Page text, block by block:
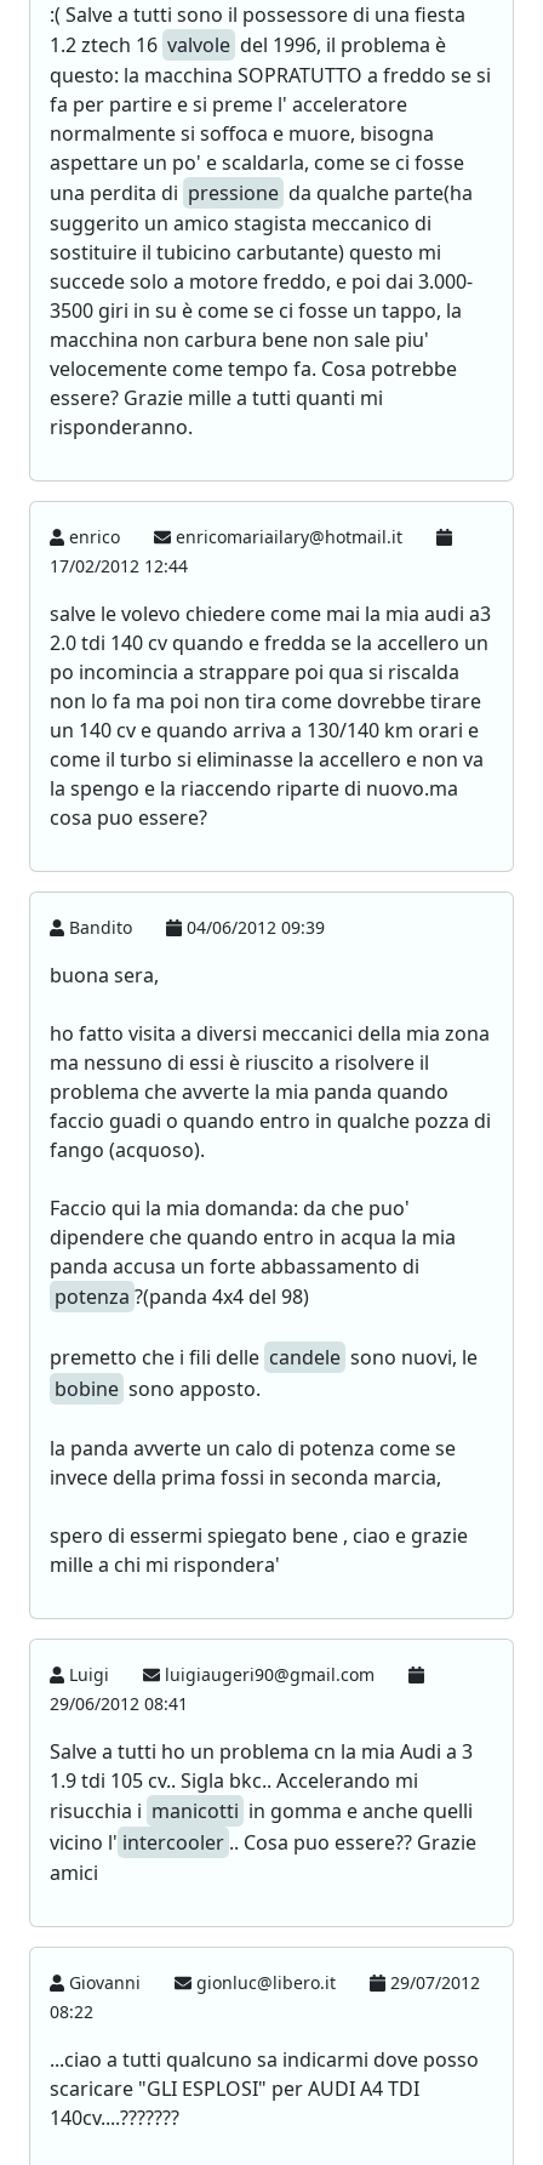
:( Salve a tutti sono il possessore di una fiesta
1.2 ztech 16 valvole del 1996, il problema è
questo: la macchina SOPRATUTTO a freddo se si
fa per partire e si preme l' acceleratore
normalmente si soffoca e muore, bisogna
aspettare un po' e scaldarla, come se ci fosse
una perdita di pressione da qualche parte(ha
suggerito un amico stagista meccanico di
sostituire il tubicino carbutante) questo mi
succede solo a motore freddo, e poi dai 3.000-
3500 giri in su è come se ci fosse un tappo, la
macchina non carbura bene non sale piu'
velocemente come tempo fa. Cosa potrebbe
essere? Grazie mille a tutti quanti mi
risponderanno.
enrico
enricomariailary@hotmail.it
17/02/2012 12:44
salve le volevo chiedere come mai la mia audi a3
2.0 tdi 140 cv quando e fredda se la accellero un
po incomincia a strappare poi qua si riscalda
non lo fa ma poi non tira come dovrebbe tirare
un 140 cv e quando arriva a 130/140 km orari e
come il turbo si eliminasse la accellero e non va
la spengo e la riaccendo riparte di nuovo.ma
cosa puo essere?
Bandito 04/06/2012 09:39
buona sera,
ho fatto visita a diversi meccanici della mia zona
ma nessuno di essi è riuscito a risolvere il
problema che avverte la mia panda quando
faccio guadi o quando entro in qualche pozza di
fango (acquoso).
Faccio qui la mia domanda: da che puo'
dipendere che quando entro in acqua la mia
panda accusa un forte abbassamento di
potenza ?(panda 4x4 del 98)
premetto che i fili delle candele sono nuovi, le
bobine sono apposto.
la panda avverte un calo di potenza come se
invece della prima fossi in seconda marcia,
spero di essermi spiegato bene , ciao e grazie
mille a chi mi rispondera'
Luigi
luigiaugeri90@gmail.com
29/06/2012 08:41
Salve a tutti ho un problema cn la mia Audi a 3
1.9 tdi 105 cv.. Sigla bkc.. Accelerando mi
risucchia i manicotti in gomma e anche quelli
vicino l' intercooler .. Cosa puo essere?? Grazie
amici
Giovanni gionluc@libero.it
29/07/2012
08:22
...ciao a tutti qualcuno sa indicarmi dove posso
scaricare "GLI ESPLOSI" per AUDI A4 TDI
140cv....???????